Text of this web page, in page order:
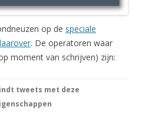
op de speciale
. De operatoren waar
moment van schrijven) zijn:
tweets met deze